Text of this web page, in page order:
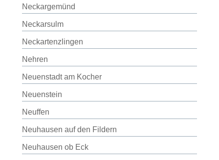
Neckargemünd
Neckarsulm
Neckartenzlingen
Nehren
Neuenstadt am Kocher
Neuenstein
Neuffen
Neuhausen auf den Fildern
Neuhausen ob Eck